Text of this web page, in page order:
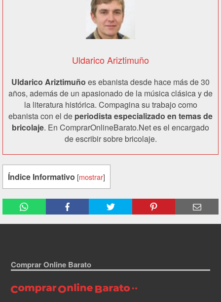
Uldarico Ariztimuño
Uldarico Ariztimuño es ebanista desde hace más de 30
años, además de un apasionado de la música clásica y de
la literatura histórica. Compagina su trabajo como
ebanista con el de periodista especializado en temas de
bricolaje. En ComprarOnlineBarato.Net es el encargado
de escribir sobre bricolaje.
Índice Informativo [mostrar]
Comprar Online Barato